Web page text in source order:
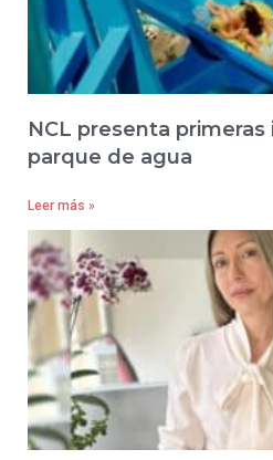
NCL presenta
parque de agua
Leer más »